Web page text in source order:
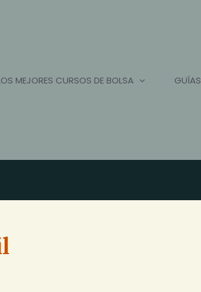
MEJORES CURSOS DE BOLSA